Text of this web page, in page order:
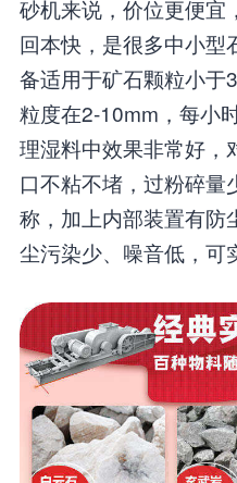
砂机来说，价位更便宜
回本快，是很多中小型
备适用于矿石颗粒小于
粒度在2-10mm，每小
理湿料中效果非常好，
口不粘不堵，过粉碎量
称，加上内部装置有防
尘污染少、噪音低，可